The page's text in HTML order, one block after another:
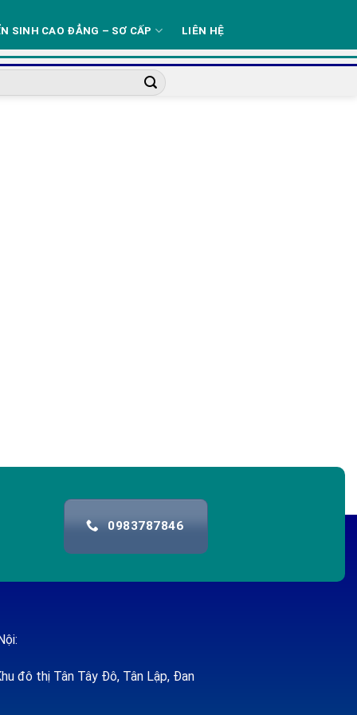
SINH CAO ĐẲNG – SƠ CẤP LIÊN HỆ
0983787846
đô thị Tân Tây Đô, Tân Lập, Đan